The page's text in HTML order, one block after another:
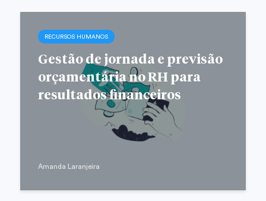
RECURSOS HUMANOS
Gestão de jornada e previsão
orçamentária no RH para
resultados financeiros
Amanda Laranjeira